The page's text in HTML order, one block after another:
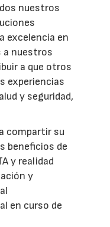
nuestros
excelencia en
a nuestros
a que otros
experiencias
y seguridad,
compartir su
beneficios de
y realidad
y
en curso de